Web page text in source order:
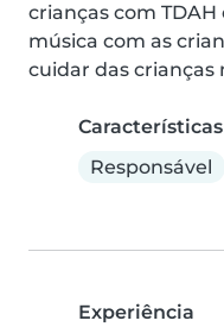
crianças com
música com as
cuidar das crianças
Características
Responsável
Experiência